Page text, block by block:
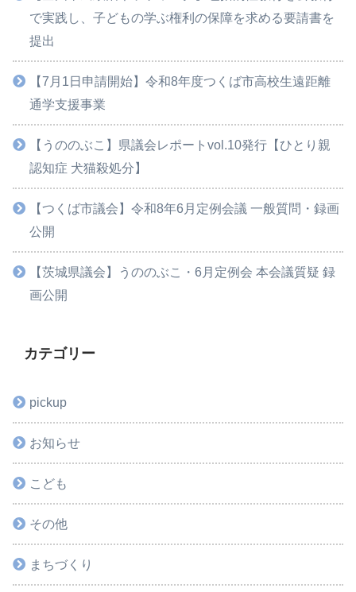
で実践し、子どもの学ぶ権利の保障を求める要請書を
提出
【7月1日申請開始】令和8年度つくば市高校生遠距離
通学支援事業
【うののぶこ】県議会レポートvol.10発行【ひとり親
認知症 犬猫殺処分】
【つくば市議会】令和8年6月定例会議 一般質問・録画
公開
【茨城県議会】うののぶこ・6月定例会 本会議質疑 録
画公開
カテゴリー
pickup
お知らせ
こども
その他
まちづくり